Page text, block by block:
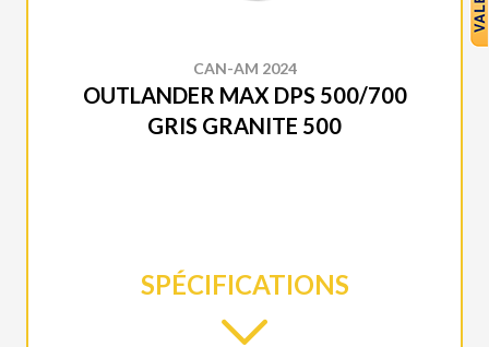
CAN-AM 2024
OUTLANDER MAX DPS 500/700
GRIS GRANITE 500
SPÉCIFICATIONS